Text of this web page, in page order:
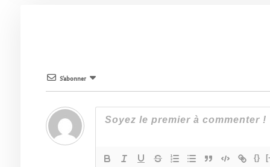
S’abonner
{}